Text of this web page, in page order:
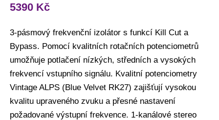
5390 Kč
3-pásmový frekvenční izolátor s funkcí Kill Cut a
Bypass. Pomocí kvalitních rotačních potenciometrů
umožňuje potlačení nízkých, středních a vysokých
frekvencí vstupního signálu. Kvalitní potenciometry
Vintage ALPS (Blue Velvet RK27) zajišťují vysokou
kvalitu upraveného zvuku a přesné nastavení
požadované výstupní frekvence. 1-kanálové stereo